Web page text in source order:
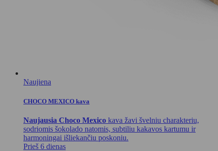
Naujiena
CHOCO MEXICO kava
Naujausia Choco Mexico kava žavi švelniu charakteriu,
sodriomis šokolado natomis, subtiliu kakavos kartumu ir
harmoningai išliekančiu poskoniu.
Prieš 6 dienas